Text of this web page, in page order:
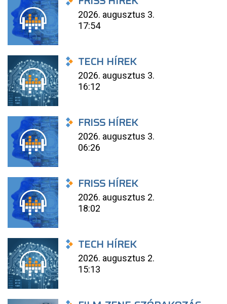
2026. augusztus 3.
17:54
TECH HÍREK
2026. augusztus 3.
16:12
FRISS HÍREK
2026. augusztus 3.
06:26
FRISS HÍREK
2026. augusztus 2.
18:02
TECH HÍREK
2026. augusztus 2.
15:13